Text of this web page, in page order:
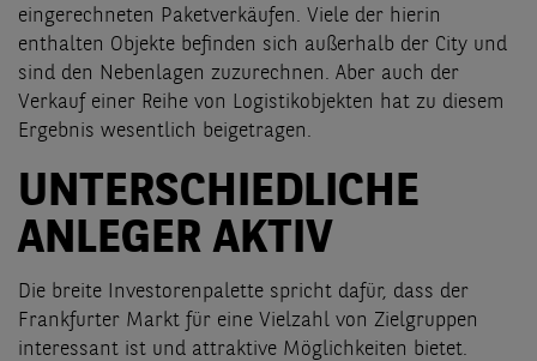
eingerechneten Paketverkäufen. Viele der hierin
enthalten Objekte befinden sich außerhalb der City und
sind den Nebenlagen zuzurechnen. Aber auch der
Verkauf einer Reihe von Logistikobjekten hat zu diesem
Ergebnis wesentlich beigetragen.
UNTERSCHIEDLICHE
ANLEGER AKTIV
Die breite Investorenpalette spricht dafür, dass der
Frankfurter Markt für eine Vielzahl von Zielgruppen
interessant ist und attraktive Möglichkeiten bietet.